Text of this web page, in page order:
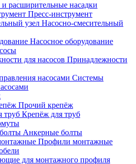
расширительные насадки
Пресс-инструмент
Насосно-смесительный
Насосное оборудование
Принадлежности
Системы
Прочий крепёж
Крепёж для труб
Анкерные болты
Профили монтажные